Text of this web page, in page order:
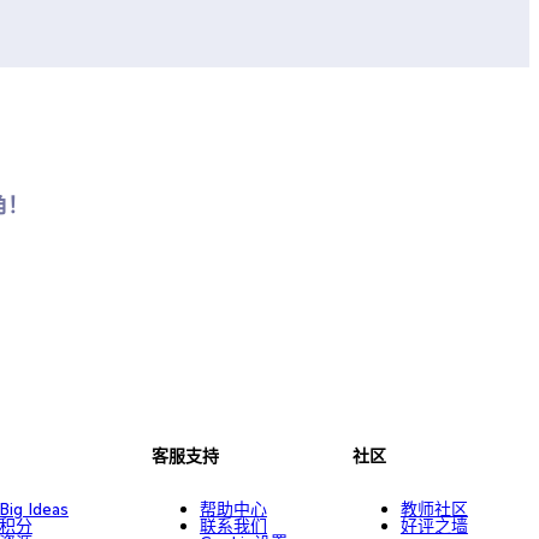
Ideas
分
客服支持
帮助中心
联系我们
社区
教师社区
好评之墙